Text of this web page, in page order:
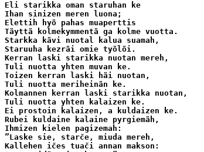
Eli starikka oman staruhan ke
Ihan sinizen meren luona;
Elettih hyö pahas muaperttis
Täyttä kolmekymmentä ga kolme vuotta.
Starkka kävi nuotal kalua suamah,
Staruuha kezräi omie työlöi.
Kerran laski starikka nuotan mereh,
Tuli nuotta yhten muvan ke.
Toizen kerran laski häi nuotan,
Tuli nuotta meriheinän ke.
Kolmannen kerran laski starikka nuotan,
Tuli nuotta yhten kalaizen ke.
Ei prostoin kalaizen, a kuldaizen ke.
Rubei kuldaine kalaine pyrgiemäh,
Ihmizen kielen pagizemah:
”Laske sie, starče, miuda mereh,
Kallehen ičes tuači annan makson: